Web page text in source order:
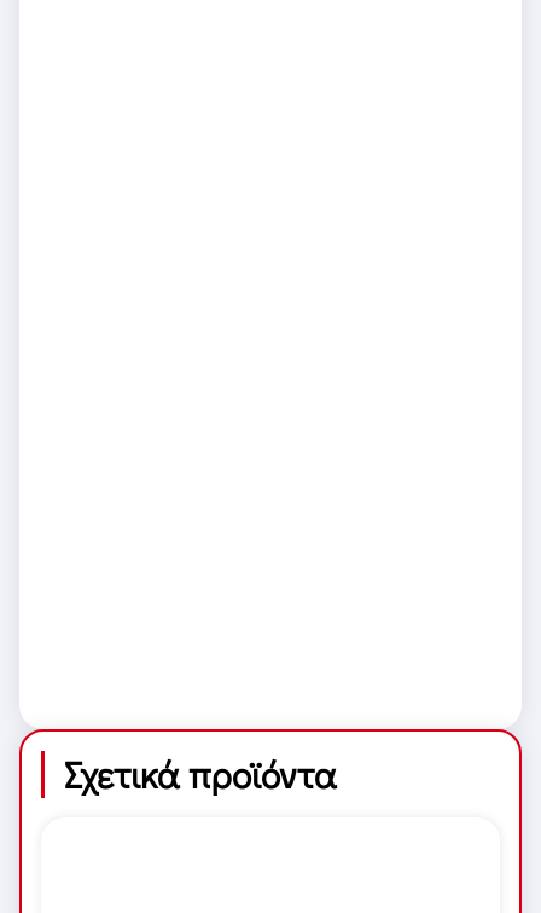
Σχετικά προϊόντα